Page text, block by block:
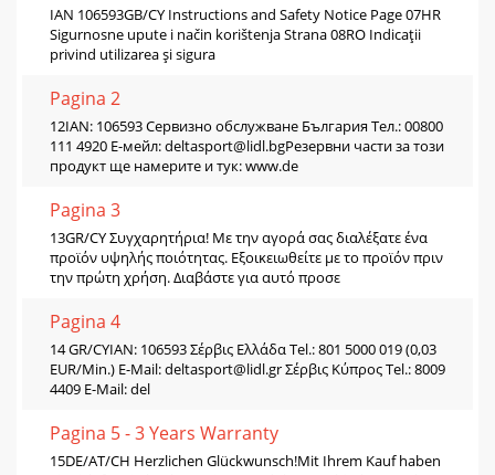
IAN 106593GB/CY Instructions and Safety Notice Page 07HR
Sigurnosne upute i način korištenja Strana 08RO Indicaţii
privind utilizarea şi sigura
Pagina 2
12IAN: 106593 Сервизно обслужване България Тел.: 00800
111 4920 Е-мейл:deltasport@lidl.bgРезервни части за този
продукт ще намерите и тук: www.de
Pagina 3
13GR/CY Συγχαρητήρια! Με την αγορά σας διαλέξατε ένα
προϊόν υψηλής ποιότητας. Εξοικειωθείτε με το προϊόν πριν
την πρώτη χρήση. Διαβάστε για αυτό προσε
Pagina 4
14 GR/CYIAN: 106593 Σέρβις Ελλάδα Tel.: 801 5000 019 (0,03
EUR/Min.) E-Mail:deltasport@lidl.grΣέρβις Κύπρος Tel.: 8009
4409 E-Mail: del
Pagina 5 - 3 Years Warranty
15DE/AT/CH Herzlichen Glückwunsch!Mit Ihrem Kauf haben